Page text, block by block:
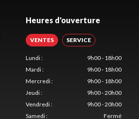
Heures d'ouverture
VENTES SERVICE
Lundi:
9h00 - 18h00
Mardi:
9h00 - 18h00
Mercredi:
9h00 - 18h00
Jeudi:
9h00 - 20h00
Vendredi:
9h00 - 20h00
Samedi:
Fermé